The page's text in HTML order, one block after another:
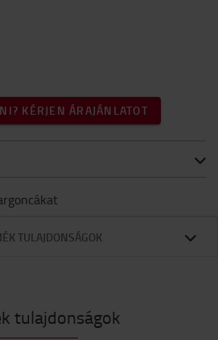
KÉRJEN ÁRAJÁNLATOT
TULAJDONSÁGOK
tulajdonságok